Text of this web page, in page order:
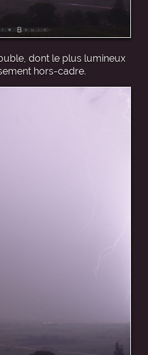
dont le plus lumineux
hors-cadre.